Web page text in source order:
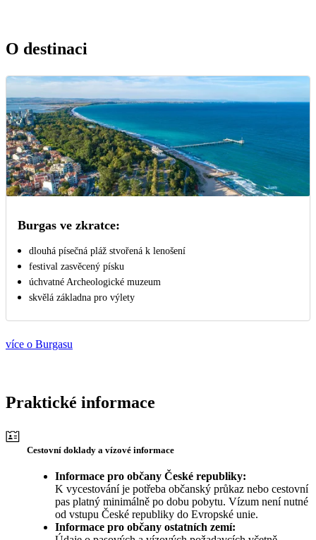
O destinaci
Burgas ve zkratce:
dlouhá písečná pláž stvořená k lenošení
festival zasvěcený písku
úchvatné Archeologické muzeum
skvělá základna pro výlety
více o Burgasu
Praktické informace
Cestovní doklady a vízové informace
Informace pro občany České republiky:
K vycestování je potřeba občanský průkaz nebo cestovní
pas platný minimálně po dobu pobytu. Vízum není nutné
od vstupu České republiky do Evropské unie.
Informace pro občany ostatních zemí: